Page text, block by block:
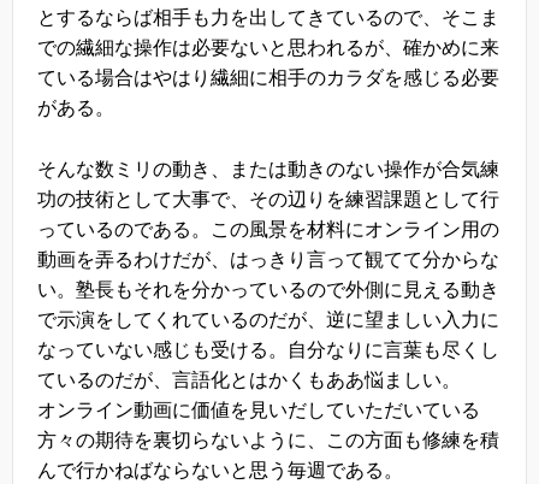
とするならば相手も力を出してきているので、そこま
での繊細な操作は必要ないと思われるが、確かめに来
ている場合はやはり繊細に相手のカラダを感じる必要
がある。
そんな数ミリの動き、または動きのない操作が合気練
功の技術として大事で、その辺りを練習課題として行
っているのである。この風景を材料にオンライン用の
動画を弄るわけだが、はっきり言って観てて分からな
い。塾長もそれを分かっているので外側に見える動き
で示演をしてくれているのだが、逆に望ましい入力に
なっていない感じも受ける。自分なりに言葉も尽くし
ているのだが、言語化とはかくもああ悩ましい。
オンライン動画に価値を見いだしていただいている
方々の期待を裏切らないように、この方面も修練を積
んで行かねばならないと思う毎週である。